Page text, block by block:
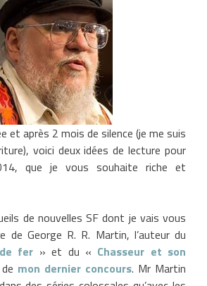
et après 2 mois de silence (je me suis
voici deux idées de lecture pour
que je vous souhaite riche et
de nouvelles SF dont je vais vous
de George R. R. Martin, l’auteur du
fer » et du « Chasseur et son
mon dernier concours. Mr Martin